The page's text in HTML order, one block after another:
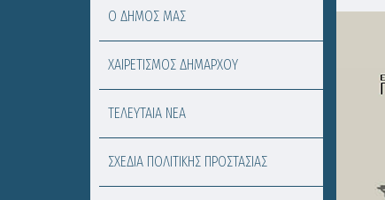
Ο ΔΗΜΟΣ ΜΑΣ
ΧΑΙΡΕΤΙΣΜΟΣ ΔΗΜΑΡΧΟΥ
ΤΕΛΕΥΤΑΙΑ ΝΕΑ
ΣΧΕΔΙΑ ΠΟΛΙΤΙΚΗΣ ΠΡΟΣΤΑΣΙΑΣ